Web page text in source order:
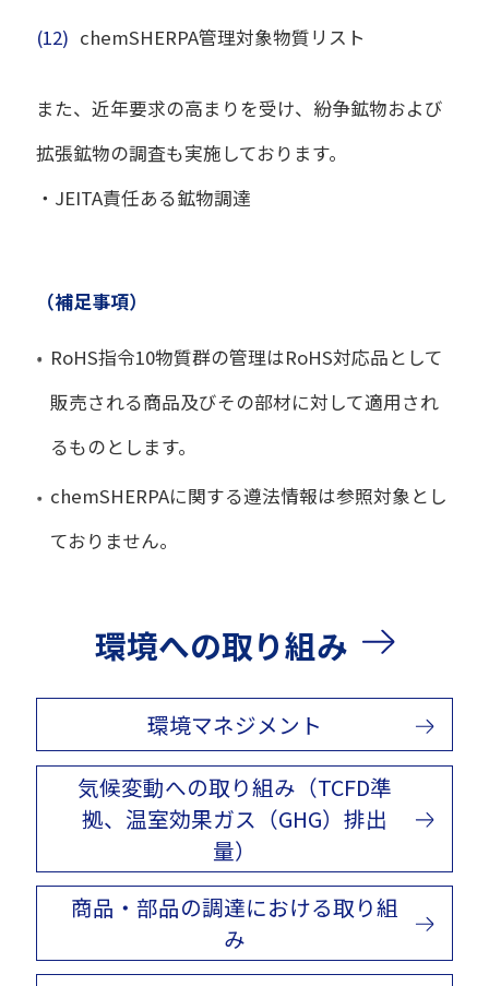
(12) chemSHERPA管理対象物質リスト
また、近年要求の高まりを受け、紛争鉱物および
拡張鉱物の調査も実施しております。
・JEITA責任ある鉱物調達
（補足事項）
RoHS指令10物質群の管理はRoHS対応品として
販売される商品及びその部材に対して適用され
るものとします。
chemSHERPAに関する遵法情報は参照対象とし
ておりません。
環境への取り組み
環境マネジメント
気候変動への取り組み（TCFD準
拠、温室効果ガス（GHG）排出
量）
商品・部品の調達における取り組
み